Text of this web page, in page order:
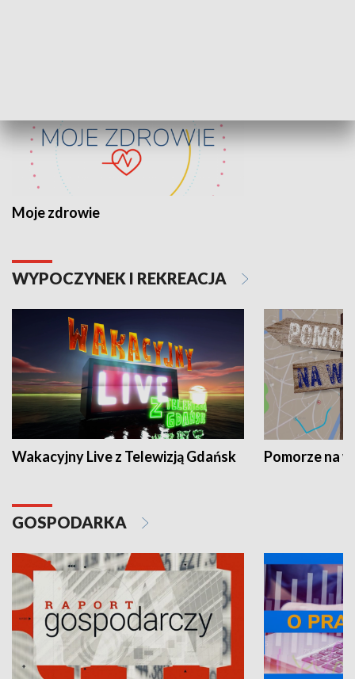
Moje zdrowie
WYPOCZYNEK I REKREACJA
Wakacyjny Live z Telewizją Gdańsk Pomorze na
GOSPODARKA